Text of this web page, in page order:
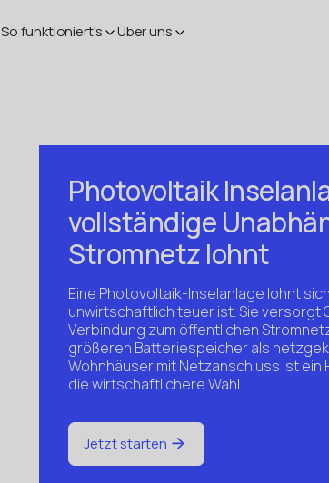
So funktioniert's Über uns
Photovoltaik
vollständige
Stromnetz lohnt
Eine Photovoltaik-Inselanlage lohnt
unwirtschaftlich teuer ist. Sie versorgt
Verbindung zum öffentlichen
größeren Batteriespeicher als
Wohnhäuser mit Netzanschluss ist
die wirtschaftlichere Wahl.
Jetzt starten